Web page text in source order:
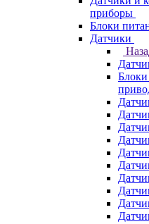
приборы
Блоки
Датчики
Блоки